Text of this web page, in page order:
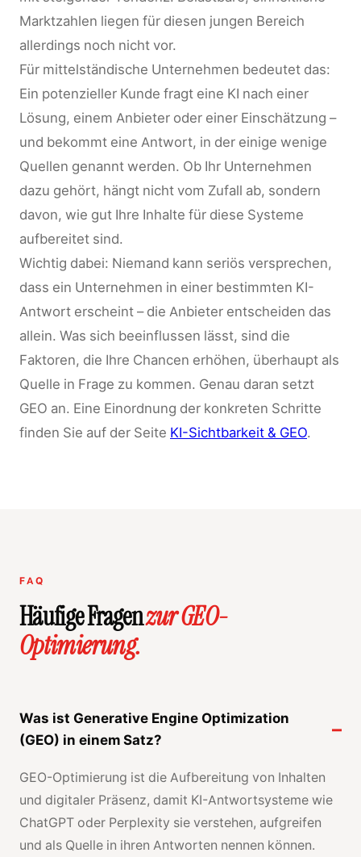
Marktzahlen liegen für diesen jungen Bereich
allerdings noch nicht vor.
Für mittelständische Unternehmen bedeutet das:
Ein potenzieller Kunde fragt eine KI nach einer
Lösung, einem Anbieter oder einer Einschätzung –
und bekommt eine Antwort, in der einige wenige
Quellen genannt werden. Ob Ihr Unternehmen
dazu gehört, hängt nicht vom Zufall ab, sondern
davon, wie gut Ihre Inhalte für diese Systeme
aufbereitet sind.
Wichtig dabei: Niemand kann seriös versprechen,
dass ein Unternehmen in einer bestimmten KI-
Antwort erscheint – die Anbieter entscheiden das
allein. Was sich beeinflussen lässt, sind die
Faktoren, die Ihre Chancen erhöhen, überhaupt als
Quelle in Frage zu kommen. Genau daran setzt
GEO an. Eine Einordnung der konkreten Schritte
finden Sie auf der Seite KI-Sichtbarkeit & GEO.
FAQ
Häufige Fragenzur GEO-
Optimierung.
Was ist Generative Engine Optimization
(GEO) in einem Satz?
GEO-Optimierung ist die Aufbereitung von Inhalten
und digitaler Präsenz, damit KI-Antwortsysteme wie
ChatGPT oder Perplexity sie verstehen, aufgreifen
und als Quelle in ihren Antworten nennen können.